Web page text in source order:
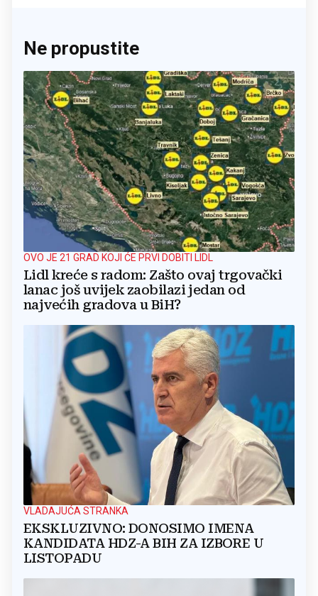
Ne propustite
OVO JE 21 GRAD KOJI ĆE PRVI DOBITI LIDL
Lidl kreće s radom: Zašto ovaj trgovački
lanac još uvijek zaobilazi jedan od
najvećih gradova u BiH?
VLADAJUĆA STRANKA
EKSKLUZIVNO: DONOSIMO IMENA
KANDIDATA HDZ-A BIH ZA IZBORE U
LISTOPADU